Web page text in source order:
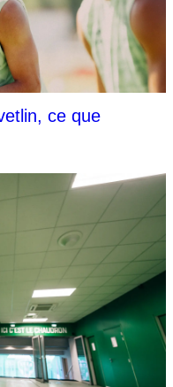
ce que